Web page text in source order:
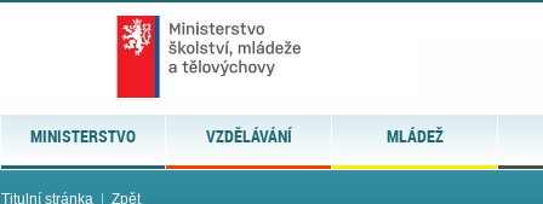
MINISTERSTVO VZDĚLÁVÁNÍ MLÁDEŽ
Titulní stránka| Zpět